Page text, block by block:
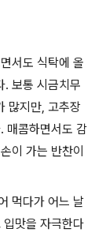
서도 식탁에 올
. 보통 시금치무
많지만, 고추장
매콤하면서도 감
이 가는 반찬이
먹다가 어느 날
맛을 자극한다